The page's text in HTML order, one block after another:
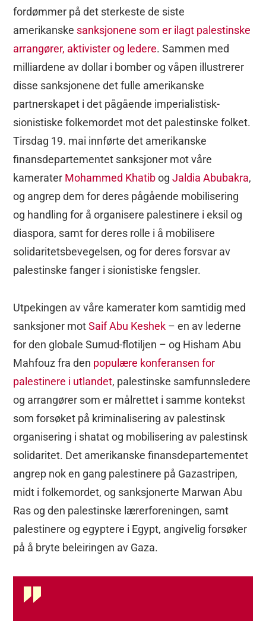
fordømmer på det sterkeste de siste
amerikanske sanksjonene som er ilagt palestinske
arrangører, aktivister og ledere. Sammen med
milliardene av dollar i bomber og våpen illustrerer
disse sanksjonene det fulle amerikanske
partnerskapet i det pågående imperialistisk-
sionistiske folkemordet mot det palestinske folket.
Tirsdag 19. mai innførte det amerikanske
finansdepartementet sanksjoner mot våre
kamerater Mohammed KhatibogJaldia Abubakra,
og angrep dem for deres pågående mobilisering
og handling for å organisere palestinere i eksil og
diaspora, samt for deres rolle i å mobilisere
solidaritetsbevegelsen, og for deres forsvar av
palestinske fanger i sionistiske fengsler.
Utpekingen av våre kamerater kom samtidig med
sanksjoner motSaif Abu Keshek – en av lederne
for den globale Sumud-flotiljen – og Hisham Abu
Mahfouz fra den populære konferansen for
palestinere i utlandet, palestinske samfunnsledere
og arrangører som er målrettet i samme kontekst
som forsøket på kriminalisering av palestinsk
organisering i shatat og mobilisering av palestinsk
solidaritet. Det amerikanske finansdepartementet
angrep nok en gang palestinere på Gazastripen,
midt i folkemordet, og sanksjonerte Marwan Abu
Ras og den palestinske lærerforeningen, samt
palestinere og egyptere i Egypt, angivelig forsøker
på å bryte beleiringen av Gaza.